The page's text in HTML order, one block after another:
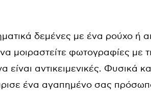
δεμένες με ένα ρούχο ή
μοιραστείτε φωτογραφίες με
είναι αντικειμενικές. Φυσικά
ένα αγαπημένο σας